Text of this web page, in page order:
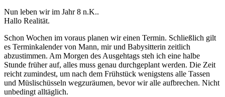
Nun leben wir im Jahr 8 n.K..
Hallo Realität.
Schon Wochen im voraus planen wir einen Termin. Schließlich gilt
es Terminkalender von Mann, mir und Babysitterin zeitlich
abzustimmen. Am Morgen des Ausgehtags steh ich eine halbe
Stunde früher auf, alles muss genau durchgeplant werden. Die Zeit
reicht zumindest, um nach dem Frühstück wenigstens alle Tassen
und Müslischüsseln wegzuräumen, bevor wir alle aufbrechen. Nicht
unbedingt alltäglich.